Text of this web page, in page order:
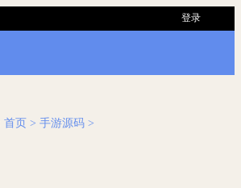
登录
首页 > 手游源码 >